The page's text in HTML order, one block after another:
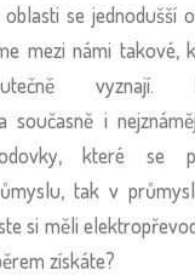
se jednodušší
mezi námi takové,
vyznají.
současně i
které se
tak v
si měli
získáte?